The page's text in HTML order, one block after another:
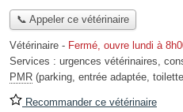
📞 Appeler ce vétérinaire
Vétérinaire - Fermé, ouvre lundi à
Services : urgences vétérinaires,
PMR (parking, entrée adaptée,
Recommander ce vétérinaire